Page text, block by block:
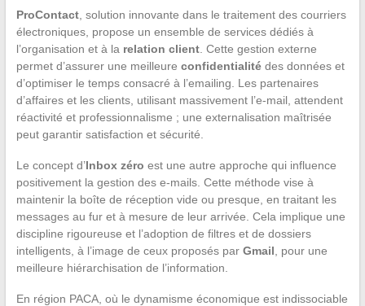
ProContact, solution innovante dans le traitement des courriers
électroniques, propose un ensemble de services dédiés à
l’organisation et à la relation client. Cette gestion externe
permet d’assurer une meilleure confidentialitédes données et
d’optimiser le temps consacré à l’emailing. Les partenaires
d’affaires et les clients, utilisant massivement l’e-mail, attendent
réactivité et professionnalisme ; une externalisation maîtrisée
peut garantir satisfaction et sécurité.
Le concept d’Inbox zéro est une autre approche qui influence
positivement la gestion des e-mails. Cette méthode vise à
maintenir la boîte de réception vide ou presque, en traitant les
messages au fur et à mesure de leur arrivée. Cela implique une
discipline rigoureuse et l’adoption de filtres et de dossiers
intelligents, à l’image de ceux proposés par Gmail , pour une
meilleure hiérarchisation de l’information.
En région PACA, où le dynamisme économique est indissociable